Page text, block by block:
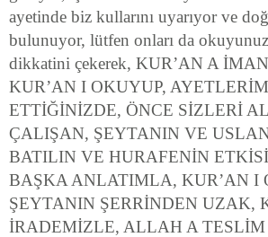
ayetinde biz kullarını uyarıyor ve
bulunuyor, lütfen onları da
dikkatini çekerek, KUR’AN A
KUR’AN I OKUYUP,
ETTİĞİNİZDE, ÖNCE SİZLERİ
ÇALIŞAN, ŞEYTANIN VE
BATILIN VE HURAFENİN
BAŞKA ANLATIMLA, KUR’AN
ŞEYTANIN ŞERRİNDEN
İRADEMİZLE, ALLAH A